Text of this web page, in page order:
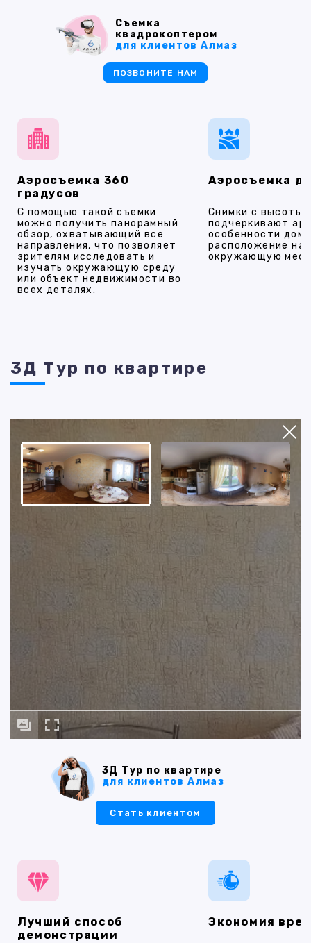
Аэросъемка 360
градусов
С помощью такой съемки
можно получить панорамный
обзор, охватывающий все
направления, что позволяет
зрителям исследовать и
изучать окружающую среду
или объект недвижимости во
всех деталях.
Аэросъемка
Снимки с высоты
подчеркивают
особенности
расположение на
окружающую
Съемка
квадрокоптером
для клиентов Алмаз
ПОЗВОНИТЕ НАМ
3Д Тур по квартире
3Д Тур по квартире
для клиентов Алмаз
Стать клиентом
Лучший способ
демонстрации
Экономия